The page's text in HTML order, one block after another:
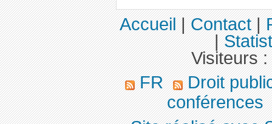
Accueil|Contact|
|
Visiteurs :
FR
Droit
conférences